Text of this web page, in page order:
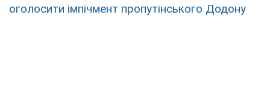
оголосити імпічмент пропутінського Додону